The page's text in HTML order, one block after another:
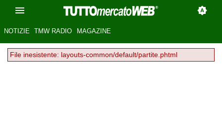
NOTIZIE TMW RADIO MAGAZINE
File inesistente: layouts-common/default/partite.phtml